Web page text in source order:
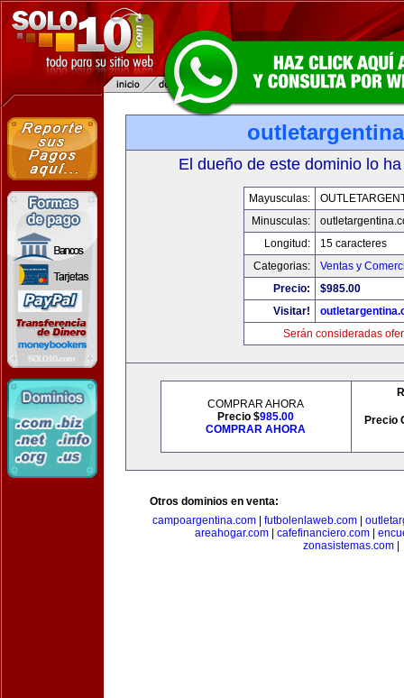
El dueño de este dominio lo
Mayusculas:
Minusculas:
Longitud:
15 caracteres
Categorias:
Ventas y
Precio:
$985.00
Visitar!
Serán consideradas
COMPRAR AHORA
Precio $985.00
COMPRAR AHORA
Precio
Otros dominios en venta:
campoargentina.com| futbolenlaweb.com|
areahogar.com| cafefinanciero.com|
zonasistemas.com|